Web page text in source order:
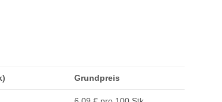
Grundpreis